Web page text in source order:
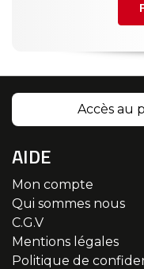
Accès au
AIDE
Mon compte
Qui sommes nous
C.G.V
Mentions légales
Politique de